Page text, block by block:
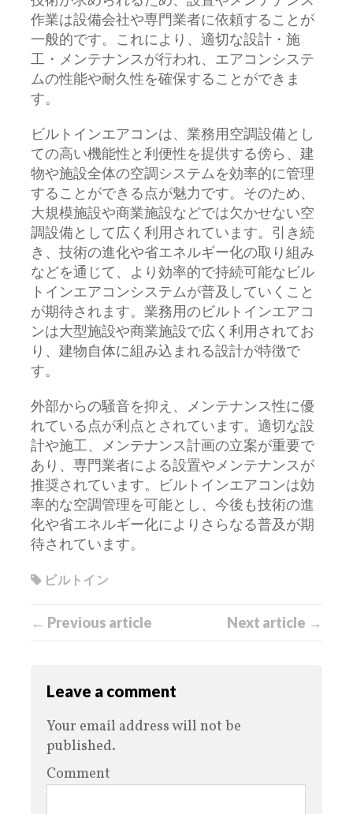
作業は設備会社や専門業者に依頼することが
一般的です。これにより、適切な設計・施
工・メンテナンスが行われ、エアコンシステ
ムの性能や耐久性を確保することができま
す。
ビルトインエアコンは、業務用空調設備とし
ての高い機能性と利便性を提供する傍ら、建
物や施設全体の空調システムを効率的に管理
することができる点が魅力です。そのため、
大規模施設や商業施設などでは欠かせない空
調設備として広く利用されています。引き続
き、技術の進化や省エネルギー化の取り組み
などを通じて、より効率的で持続可能なビル
トインエアコンシステムが普及していくこと
が期待されます。業務用のビルトインエアコ
ンは大型施設や商業施設で広く利用されてお
り、建物自体に組み込まれる設計が特徴で
す。
外部からの騒音を抑え、メンテナンス性に優
れている点が利点とされています。適切な設
計や施工、メンテナンス計画の立案が重要で
あり、専門業者による設置やメンテナンスが
推奨されています。ビルトインエアコンは効
率的な空調管理を可能とし、今後も技術の進
化や省エネルギー化によりさらなる普及が期
待されています。
ビルトイン
← Previous article Next article →
Leave a comment
Your email address will not be
published.
Comment